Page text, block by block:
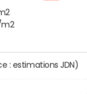
(source : estimations JDN)